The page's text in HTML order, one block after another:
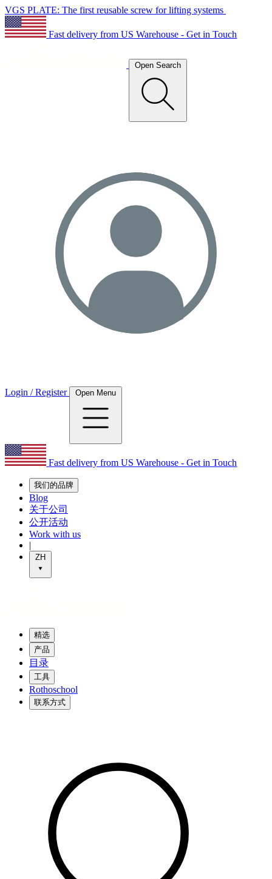
VGS PLATE: The first reusable screw for lifting systems
Fast delivery from US Warehouse - Get in Touch
Open Search
Login / Register Open Menu
Fast delivery from US Warehouse - Get in Touch
我们的品牌
Blog
关于公司
公开活动
Work with us
|
ZH
精选
产品
目录
工具
Rothoschool
联系方式